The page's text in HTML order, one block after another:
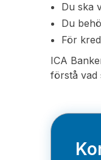
Du ska
Du
För
ICA
förstå vad